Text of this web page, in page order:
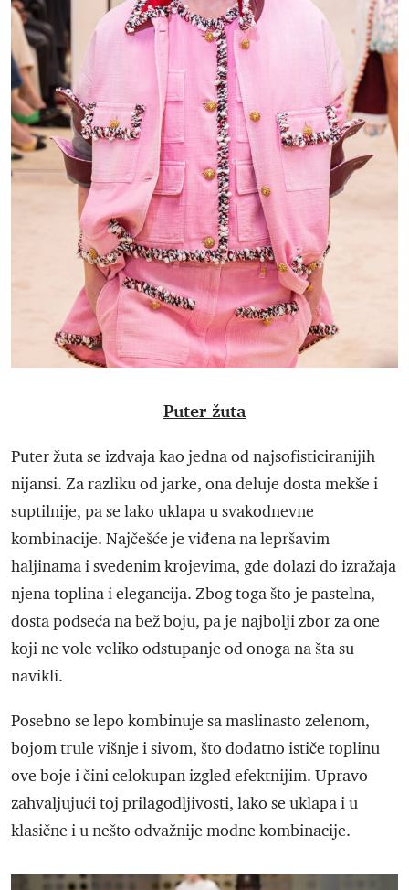
Puter žuta
Puter žuta se izdvaja kao jedna od najsofisticiranijih
nijansi. Za razliku od jarke, ona deluje dosta mekše i
suptilnije, pa se lako uklapa u svakodnevne
kombinacije. Najčešće je viđena na lepršavim
haljinama i svedenim krojevima, gde dolazi do izražaja
njena toplina i elegancija. Zbog toga što je pastelna,
dosta podseća na bež boju, pa je najbolji zbor za one
koji ne vole veliko odstupanje od onoga na šta su
navikli.
Posebno se lepo kombinuje sa maslinasto zelenom,
bojom trule višnje i sivom, što dodatno ističe toplinu
ove boje i čini celokupan izgled efektnijim. Upravo
zahvaljujući toj prilagodljivosti, lako se uklapa i u
klasične i u nešto odvažnije modne kombinacije.